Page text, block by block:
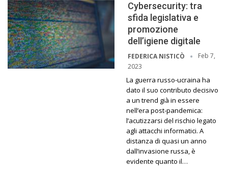
Cybersecurity: tra
sfida legislativa e
promozione
dell’igiene digitale
FEDERICA NISTICÒ
Feb 7,
2023
La guerra russo-ucraina ha
dato il suo contributo decisivo
a un trend già in essere
nell’era post-pandemica:
l’acutizzarsi del rischio legato
agli attacchi informatici. A
distanza di quasi un anno
dall’invasione russa, è
evidente quanto il…